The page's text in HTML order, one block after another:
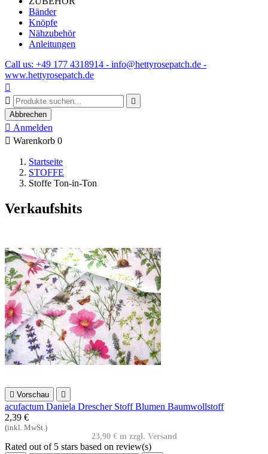
Bänder
Knöpfe
Nähzubehör
Anleitungen
Call us: +49 177 4318914 - info@hettyrosepatch.de -
www.hettyrosepatch.de



Abbrechen
 Anmelden
 Warenkorb 0
Startseite
STOFFE
Stoffe Ton-in-Ton
Verkaufshits
 Vorschau 
acufactum Daniela Drescher Stoff Blumen Baumwollstoff
2,39 €
(inkl. MwSt.)
23,90 € m zzgl. Versand
Rated out of 5 stars based on review(s)